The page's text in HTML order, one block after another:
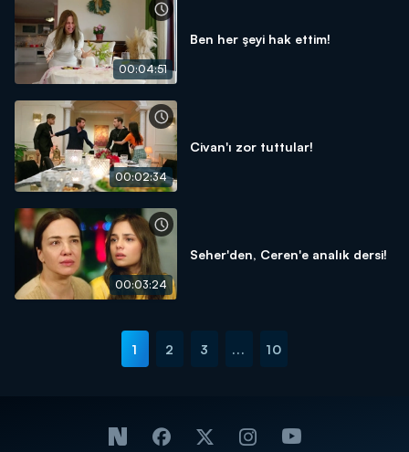
00:04:51
Ben her şeyi hak ettim!
00:02:34
Civan'ı zor tuttular!
00:03:24
Seher'den, Ceren'e analık dersi!
1 2 3 ... 10